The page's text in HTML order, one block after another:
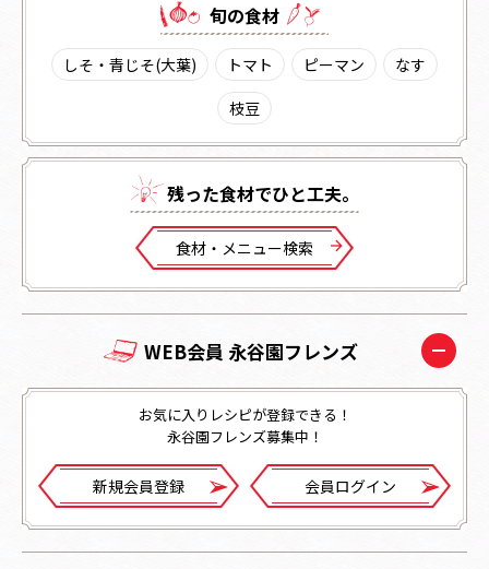
旬の⾷材
しそ・青じそ(大葉) トマト ピーマン
なす
枝豆
残った⾷材でひと⼯夫。
⾷材・メニュー検索
WEB会員 永谷園フレンズ
お気に入りレシピが登録できる！
永谷園フレンズ募集中！
新規会員登録 会員ログイン